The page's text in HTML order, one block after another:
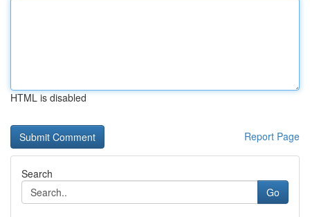
HTML is disabled
Report Page
Search
Go